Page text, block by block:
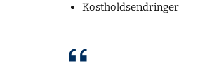
Kostholdsendringer